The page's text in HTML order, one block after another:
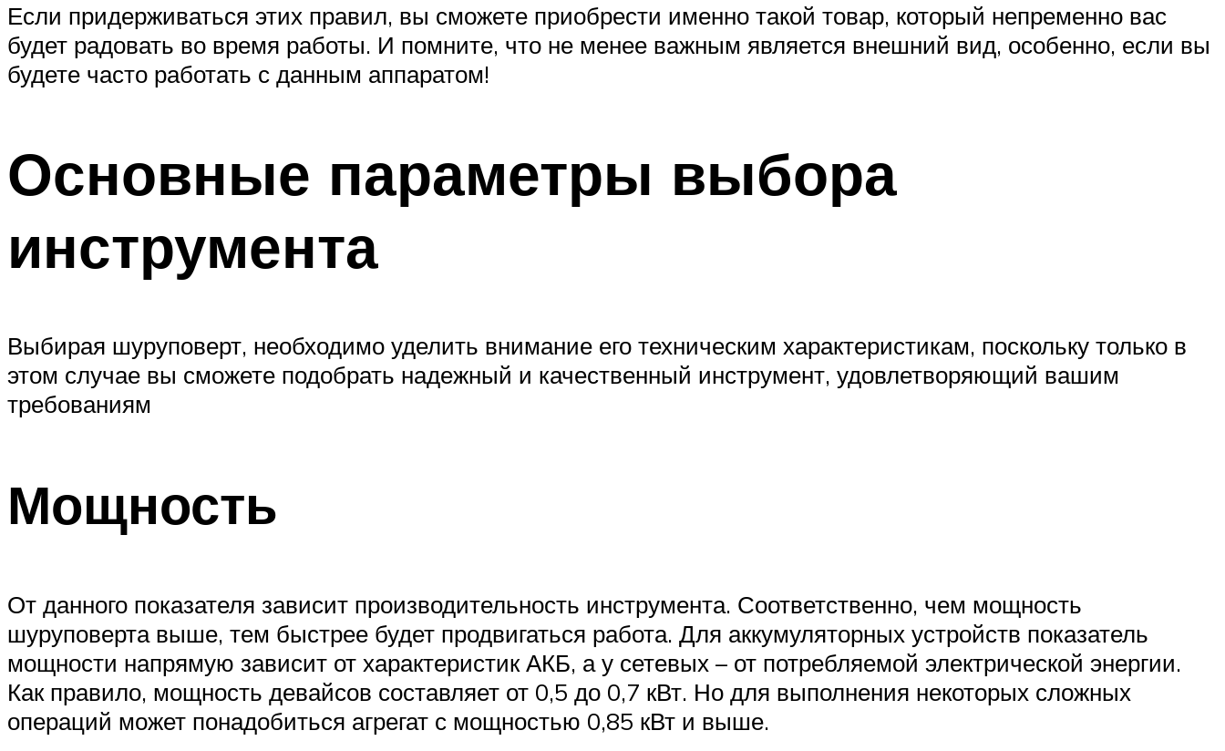
Если придерживаться этих правил, вы сможете приобрести именно такой товар, который непременно вас
будет радовать во время работы. И помните, что не менее важным является внешний вид, особенно, если вы
будете часто работать с данным аппаратом!
Основные параметры выбора
инструмента
Выбирая шуруповерт, необходимо уделить внимание его техническим характеристикам, поскольку только в
этом случае вы сможете подобрать надежный и качественный инструмент, удовлетворяющий вашим
требованиям
Мощность
От данного показателя зависит производительность инструмента. Соответственно, чем мощность
шуруповерта выше, тем быстрее будет продвигаться работа. Для аккумуляторных устройств показатель
мощности напрямую зависит от характеристик АКБ, а у сетевых – от потребляемой электрической энергии.
Как правило, мощность девайсов составляет от 0,5 до 0,7 кВт. Но для выполнения некоторых сложных
операций может понадобиться агрегат с мощностью 0,85 кВт и выше.